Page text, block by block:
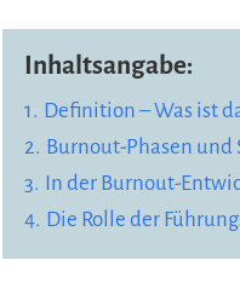
Inhaltsangabe:
1. Definition – Was ist
2. Burnout-Phasen und
3. In der Burnout-
4. Die Rolle der